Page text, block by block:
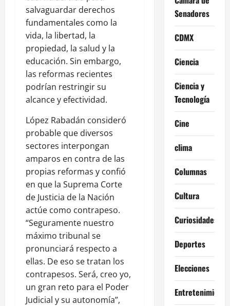
salvaguardar derechos
fundamentales como la
vida, la libertad, la
propiedad, la salud y la
educación. Sin embargo,
las reformas recientes
podrían restringir su
alcance y efectividad.
López Rabadán consideró
probable que diversos
sectores interpongan
amparos en contra de las
propias reformas y confió
en que la Suprema Corte
de Justicia de la Nación
actúe como contrapeso.
“Seguramente nuestro
máximo tribunal se
pronunciará respecto a
ellas. De eso se tratan los
contrapesos. Será, creo yo,
un gran reto para el Poder
Judicial y su autonomía”,
Senadores
CDMX
Ciencia
Ciencia y
Tecnología
Cine
clima
Columnas
Cultura
Curiosidades
Deportes
Elecciones
Entretenimiento